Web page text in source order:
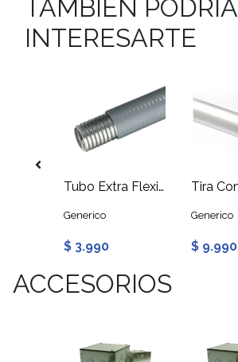
TAMBIEN PODRIA
INTERESARTE
Tubo Extra Flexible Metálico PVC 32mm 1 Metro
Generico
$ 3.990
Generico
$ 9.990
ACCESORIOS